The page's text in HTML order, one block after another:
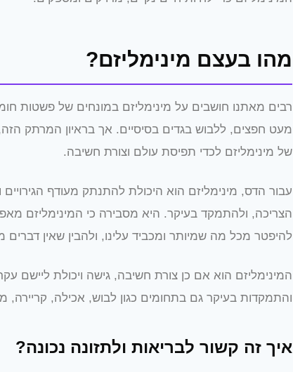
מהו בעצם מינימליזם?
רבים מאתנו חושבים על מינימליזם במונחים של פשטות
מעט חפצים, ללבוש בגדים בסיסיים. אך בראיון המרתק
של מינימליזם לכדי תפיסת עולם וצורת חשיבה.
עבור הדס, מינימליזם הוא היכולת להתנתק מעודף
הצריכה, ולהתמקד בעיקר. היא מסבירה כי המינימליזם
להיפטר מכל מה שמיותר ומכביד עלינו, ולהבין שאין
המינימליזם הוא אם כן צורת חשיבה, גישה ויכולת ליישם
והתמקדות בעיקר גם בתחומים כגון לבוש, אכילה, קריירה,
איך זה קשור לבריאות ולתזונה נכונה?